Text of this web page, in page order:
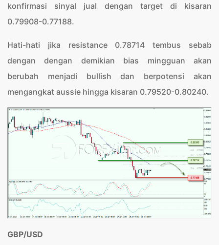
konfirmasi sinyal jual dengan target di kisaran
0.79908-0.77188.
Hati-hati jika resistance 0.78714 tembus sebab
dengan dengan demikian bias mingguan akan
berubah menjadi bullish dan berpotensi akan
mengangkat aussie hingga kisaran 0.79520-0.80240.
GBP/USD